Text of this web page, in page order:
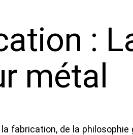
:
métal
fabrication, de la